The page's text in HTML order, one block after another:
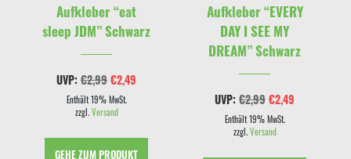
Aufkleber “eat
sleep JDM” Schwarz
UVP: €2,99Ursprünglicher
Preis
war:
€2,99
€2,49
Enthält 19% MwSt.
zzgl.Versand
GEHE ZUM PRODUKT
Aufkleber “EVERY
DAY I SEE MY
DREAM” Schwarz
UVP: €2,99Ursprünglicher
Preis
war:
€2,99
€2,49
Enthält 19% MwSt.
zzgl.Versand